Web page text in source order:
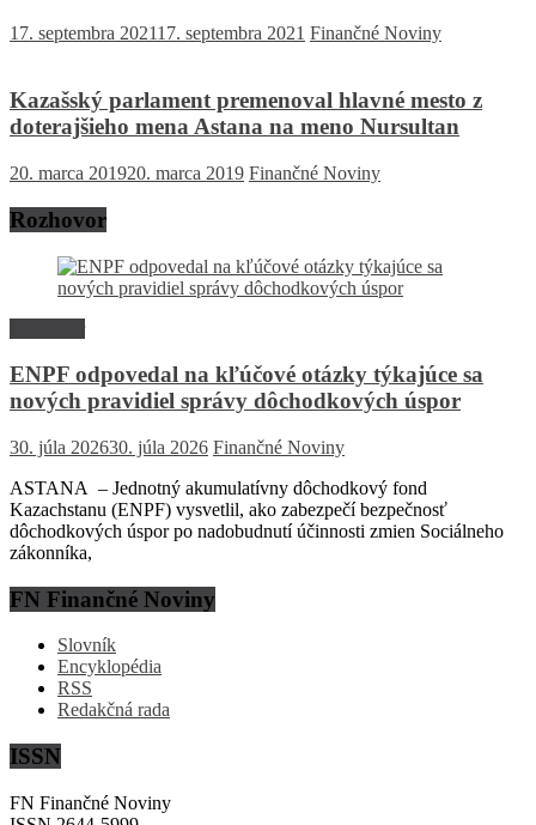
17. septembra 202117. septembra 2021 Finančné Noviny
Kazašský parlament premenoval hlavné mesto z
doterajšieho mena Astana na meno Nursultan
20. marca 201920. marca 2019 Finančné Noviny
Rozhovor
ENPF odpovedal na kľúčové otázky týkajúce sa
nových pravidiel správy dôchodkových úspor
30. júla 202630. júla 2026 Finančné Noviny
ASTANA – Jednotný akumulatívny dôchodkový fond
Kazachstanu (ENPF) vysvetlil, ako zabezpečí bezpečnosť
dôchodkových úspor po nadobudnutí účinnosti zmien Sociálneho
zákonníka,
FN Finančné Noviny
Slovník
Encyklopédia
RSS
Redakčná rada
ISSN
FN Finančné Noviny